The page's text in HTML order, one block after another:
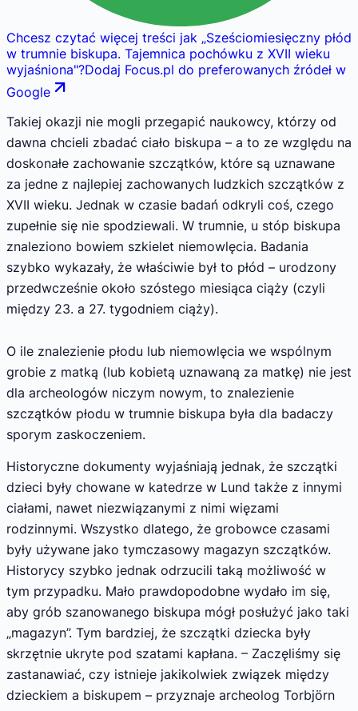
Chcesz czytać więcej treści jak „Sześciomiesięczny płód
w trumnie biskupa. Tajemnica pochówku z XVII wieku
wyjaśniona"?Dodaj Focus.pl do preferowanych źródeł w
Google
Takiej okazji nie mogli przegapić naukowcy, którzy od
dawna chcieli zbadać ciało biskupa – a to ze względu na
doskonałe zachowanie szczątków, które są uznawane
za jedne z najlepiej zachowanych ludzkich szczątków z
XVII wieku. Jednak w czasie badań odkryli coś, czego
zupełnie się nie spodziewali. W trumnie, u stóp biskupa
znaleziono bowiem szkielet niemowlęcia. Badania
szybko wykazały, że właściwie był to płód – urodzony
przedwcześnie około szóstego miesiąca ciąży (czyli
między 23. a 27. tygodniem ciąży).
O ile znalezienie płodu lub niemowlęcia we wspólnym
grobie z matką (lub kobietą uznawaną za matkę) nie jest
dla archeologów niczym nowym, to znalezienie
szczątków płodu w trumnie biskupa była dla badaczy
sporym zaskoczeniem.
Historyczne dokumenty wyjaśniają jednak, że szczątki
dzieci były chowane w katedrze w Lund także z innymi
ciałami, nawet niezwiązanymi z nimi więzami
rodzinnymi. Wszystko dlatego, że grobowce czasami
były używane jako tymczasowy magazyn szczątków.
Historycy szybko jednak odrzucili taką możliwość w
tym przypadku. Mało prawdopodobne wydało im się,
aby grób szanowanego biskupa mógł posłużyć jako taki
„magazyn”. Tym bardziej, że szczątki dziecka były
skrzętnie ukryte pod szatami kapłana. – Zaczęliśmy się
zastanawiać, czy istnieje jakikolwiek związek między
dzieckiem a biskupem – przyznaje archeolog Torbjörn